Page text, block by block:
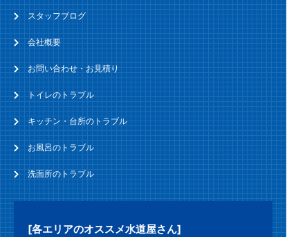
スタッフブログ
会社概要
お問い合わせ・お見積り
トイレのトラブル
キッチン・台所のトラブル
お風呂のトラブル
洗面所のトラブル
[各エリアのオススメ水道屋さん]